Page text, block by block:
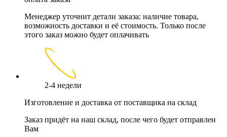
Менеджер уточнит детали заказа: наличие товара,
возможность доставки и её стоимость. Только после
этого заказ можно будет оплачивать
2-4 недели
Изготовление и доставка от поставщика на склад
Заказ придёт на наш склад, после чего будет отправлен
Вам